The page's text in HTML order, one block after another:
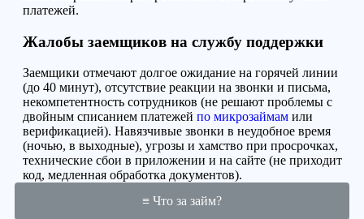
платежей.
Жалобы заемщиков на службу поддержки
Заемщики отмечают долгое ожидание на горячей линии
(до 40 минут), отсутствие реакции на звонки и письма,
некомпетентность сотрудников (не решают проблемы с
двойным списанием платежей по микрозаймам или
верификацией). Навязчивые звонки в неудобное время
(ночью, в выходные), угрозы и хамство при просрочках,
технические сбои в приложении и на сайте (не приходит
код, медленная обработка документов).
≡ Что за займ?